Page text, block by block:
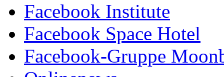
Facebook Institute
Facebook Space Hotel
Facebook-Gruppe